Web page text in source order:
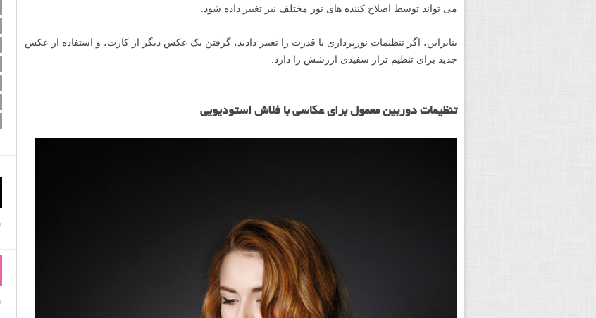
می تواند توسط اصلاح کننده های نور مختلف نیز تغییر داده شود.
بنابراین، اگر تنظیمات نورپردازی یا قدرت را تغییر دادید، گرفتن یک عکس دیگر از کارت، و استفاده از عکس
جدید برای تنظیم تراز سفیدی ارزشش را دارد.
تنظیمات دوربین معمول برای عکاسی با فلاش استودیویی